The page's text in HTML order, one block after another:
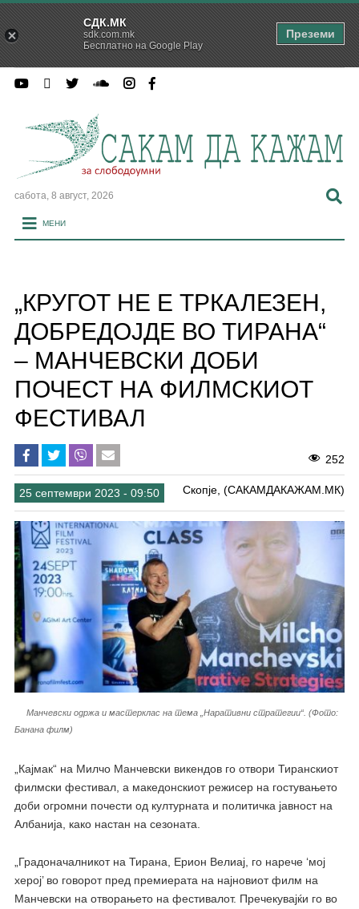
сабота, 8 август, 2026
МЕНИ
„КРУГОТ НЕ Е ТРКАЛЕЗЕН,
ДОБРЕДОЈДЕ ВО ТИРАНА“
– МАНЧЕВСКИ ДОБИ
ПОЧЕСТ НА ФИЛМСКИОТ
ФЕСТИВАЛ
252
25 септември 2023 - 09:50 Скопје, (САКАМДАКАЖАМ.МК)
Манчевски одржа и мастерклас на тема „Наративни стратегии“. (Фото:
Банана филм)
„Кајмак“ на Милчо Манчевски викендов го отвори Тиранскиот
филмски фестивал, а македонскиот режисер на гостувањето
доби огромни почести од културната и политичка јавност на
Албанија, како настан на сезоната.
„Градоначалникот на Тирана, Ерион Велиај, го нарече ‘мој
херој’ во говорот пред премиерата на најновиот филм на
Манчевски на отворањето на фестивалот. Пречекувајќи го во
СДК.МК
sdk.com.mk
Бесплатно на Google Play
Преземи